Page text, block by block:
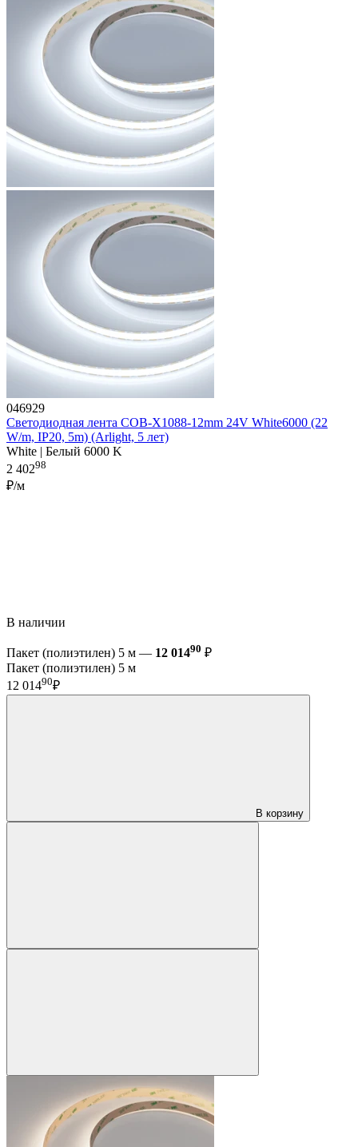
046929
Светодиодная лента COB-X1088-12mm 24V White6000 (22
W/m, IP20, 5m) (Arlight, 5 лет)
White | Белый 6000 K
2 40298
₽/м
В наличии
Пакет (полиэтилен) 5 м — 12 01490 ₽
Пакет (полиэтилен) 5 м
12 01490₽
В корзину